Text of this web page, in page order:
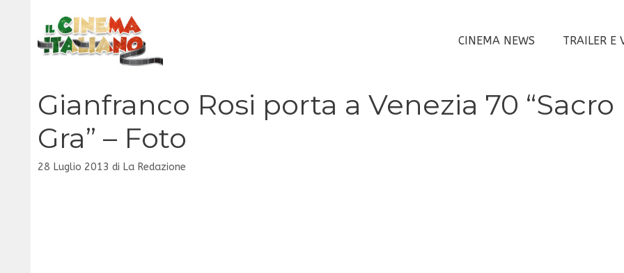
contenuto
CINEMA NEWS TRAILER E
Gianfranco Rosi porta a Venezia 70 “Sacro
Gra” – Foto
28 Luglio 2013 di La Redazione